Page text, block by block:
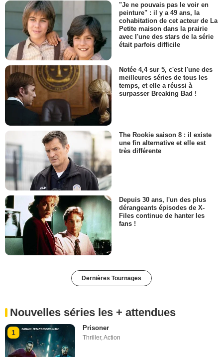
"Je ne pouvais pas le voir en
peinture" : il y a 49 ans, la
cohabitation de cet acteur de La
Petite maison dans la prairie
avec l'une des stars de la série
était parfois difficile
Notée 4,4 sur 5, c'est l'une des
meilleures séries de tous les
temps, et elle a réussi à
surpasser Breaking Bad !
The Rookie saison 8 : il existe
une fin alternative et elle est
très différente
Depuis 30 ans, l'un des plus
dérangeants épisodes de X-
Files continue de hanter les
fans !
Dernières Tournages
Nouvelles séries les + attendues
1
Prisoner
Thriller,Action